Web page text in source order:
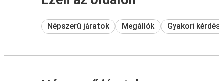
Népszerű járatok Megállók Gyakori